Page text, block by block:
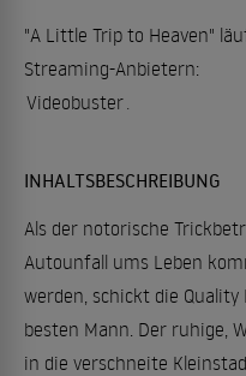
"A Little Trip to Heaven"
Streaming-Anbietern:
Videobuster.
INHALTSBESCHREIBUNG
Als der notorische
Autounfall ums Leben
werden, schickt die
besten Mann. Der ruhige,
in die verschneite